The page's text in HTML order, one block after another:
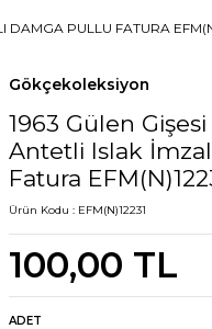
DAMGA PULLU FATURA
Gökçekoleksiyon
1963 Gülen
Antetli Islak
Fatura
Ürün Kodu : EFM(N)12231
100,00 TL
ADET